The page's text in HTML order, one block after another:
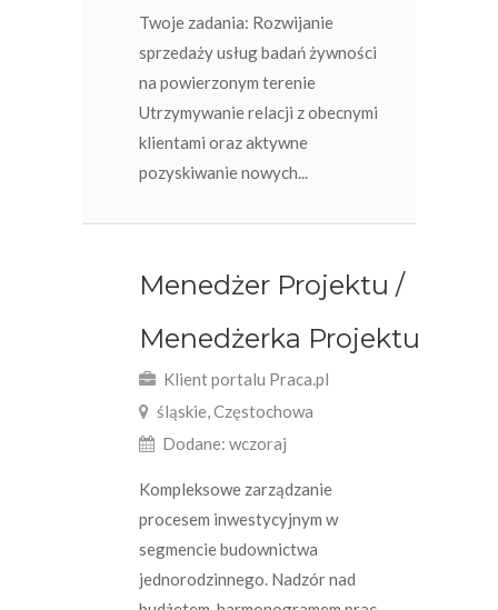
Twoje zadania: Rozwijanie
sprzedaży usług badań żywności
na powierzonym terenie
Utrzymywanie relacji z obecnymi
klientami oraz aktywne
pozyskiwanie nowych...
Menedżer Projektu /
Menedżerka Projektu
Klient portalu Praca.pl
śląskie, Częstochowa
Dodane: wczoraj
Kompleksowe zarządzanie
procesem inwestycyjnym w
segmencie budownictwa
jednorodzinnego. Nadzór nad